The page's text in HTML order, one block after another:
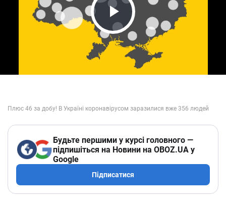
Play Video
Будьте першими у курсі головного —
підпишіться на Новини на OBOZ.UA у
Google
Підписатися